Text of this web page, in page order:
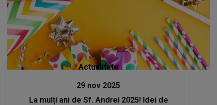
Actualitate
29 nov 2025
La mulți ani de Sf. Andrei 2025! Idei de